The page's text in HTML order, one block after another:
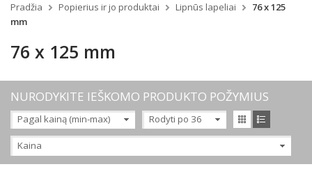
Pradžia Popierius ir jo produktai Lipnūs lapeliai
76 x 125
mm
76 x 125 mm
NURODYKITE IEŠKOMO PRODUKTO POŽYMIUS
Pagal kainą (min-max) Rodyti po 36
Kaina